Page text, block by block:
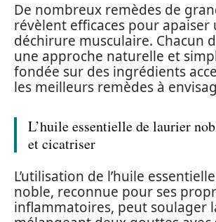
De nombreux remèdes de
révèlent efficaces pour apaiser
déchirure musculaire. Chacun
une approche naturelle et
fondée sur des ingrédients
les meilleurs remèdes à
L’huile essentielle de laurier
et cicatriser
L’utilisation de l’huile
noble, reconnue pour ses
inflammatoires, peut soulager